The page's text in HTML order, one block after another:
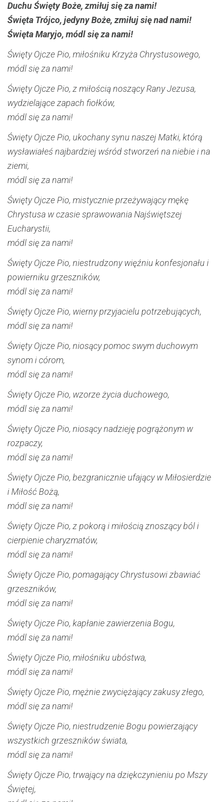
Duchu Święty Boże, zmiłuj się za nami!
Święta Trójco, jedyny Boże, zmiłuj się nad nami!
Święta Maryjo, módl się za nami!
Święty Ojcze Pio, miłośniku Krzyża Chrystusowego,
módl się za nami!
Święty Ojcze Pio, z miłością noszący Rany Jezusa,
wydzielające zapach fiołków,
módl się za nami!
Święty Ojcze Pio, ukochany synu naszej Matki, którą
wysławiałeś najbardziej wśród stworzeń na niebie i na
ziemi,
módl się za nami!
Święty Ojcze Pio, mistycznie przeżywający mękę
Chrystusa w czasie sprawowania Najświętszej
Eucharystii,
módl się za nami!
Święty Ojcze Pio, niestrudzony więźniu konfesjonału i
powierniku grzeszników,
módl się za nami!
Święty Ojcze Pio, wierny przyjacielu potrzebujących,
módl się za nami!
Święty Ojcze Pio, niosący pomoc swym duchowym
synom i córom,
módl się za nami!
Święty Ojcze Pio, wzorze życia duchowego,
módl się za nami!
Święty Ojcze Pio, niosący nadzieję pogrążonym w
rozpaczy,
módl się za nami!
Święty Ojcze Pio, bezgranicznie ufający w Miłosierdzie
i Miłość Bożą,
módl się za nami!
Święty Ojcze Pio, z pokorą i miłością znoszący ból i
cierpienie charyzmatów,
módl się za nami!
Święty Ojcze Pio, pomagający Chrystusowi zbawiać
grzeszników,
módl się za nami!
Święty Ojcze Pio, kapłanie zawierzenia Bogu,
módl się za nami!
Święty Ojcze Pio, miłośniku ubóstwa,
módl się za nami!
Święty Ojcze Pio, mężnie zwyciężający zakusy złego,
módl się za nami!
Święty Ojcze Pio, niestrudzenie Bogu powierzający
wszystkich grzeszników świata,
módl się za nami!
Święty Ojcze Pio, trwający na dziękczynieniu po Mszy
Świętej,